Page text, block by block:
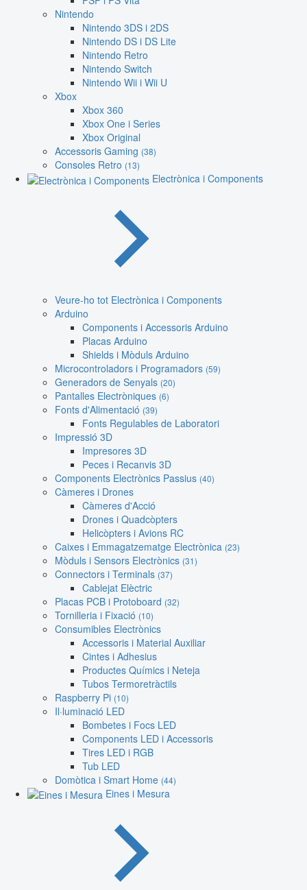
Nintendo
Nintendo 3DS i 2DS
Nintendo DS i DS Lite
Nintendo Retro
Nintendo Switch
Nintendo Wii i Wii U
Xbox
Xbox 360
Xbox One i Series
Xbox Original
Accessoris Gaming (38)
Consoles Retro (13)
Electrònica i Components
Veure-ho tot Electrònica i Components
Arduino
Components i Accessoris Arduino
Placas Arduino
Shields i Mòduls Arduino
Microcontroladors i Programadors (59)
Generadors de Senyals (20)
Pantalles Electròniques (6)
Fonts d'Alimentació (39)
Fonts Regulables de Laboratori
Impressió 3D
Impresores 3D
Peces i Recanvis 3D
Components Electrònics Passius (40)
Càmeres i Drones
Càmeres d'Acció
Drones i Quadcòpters
Helicòpters i Avions RC
Caixes i Emmagatzematge Electrònica (23)
Mòduls i Sensors Electrònics (31)
Connectors i Terminals (37)
Cablejat Elèctric
Placas PCB i Protoboard (32)
Tornilleria i Fixació (10)
Consumibles Electrònics
Accessoris i Material Auxiliar
Cintes i Adhesius
Productes Químics i Neteja
Tubos Termoretràctils
Raspberry Pi (10)
Il·luminació LED
Bombetes i Focs LED
Components LED i Accessoris
Tires LED i RGB
Tub LED
Domòtica i Smart Home (44)
Eines i Mesura